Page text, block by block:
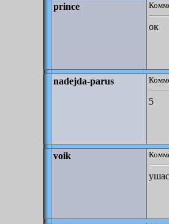
prince
ок
nadejda-parus
5
voik